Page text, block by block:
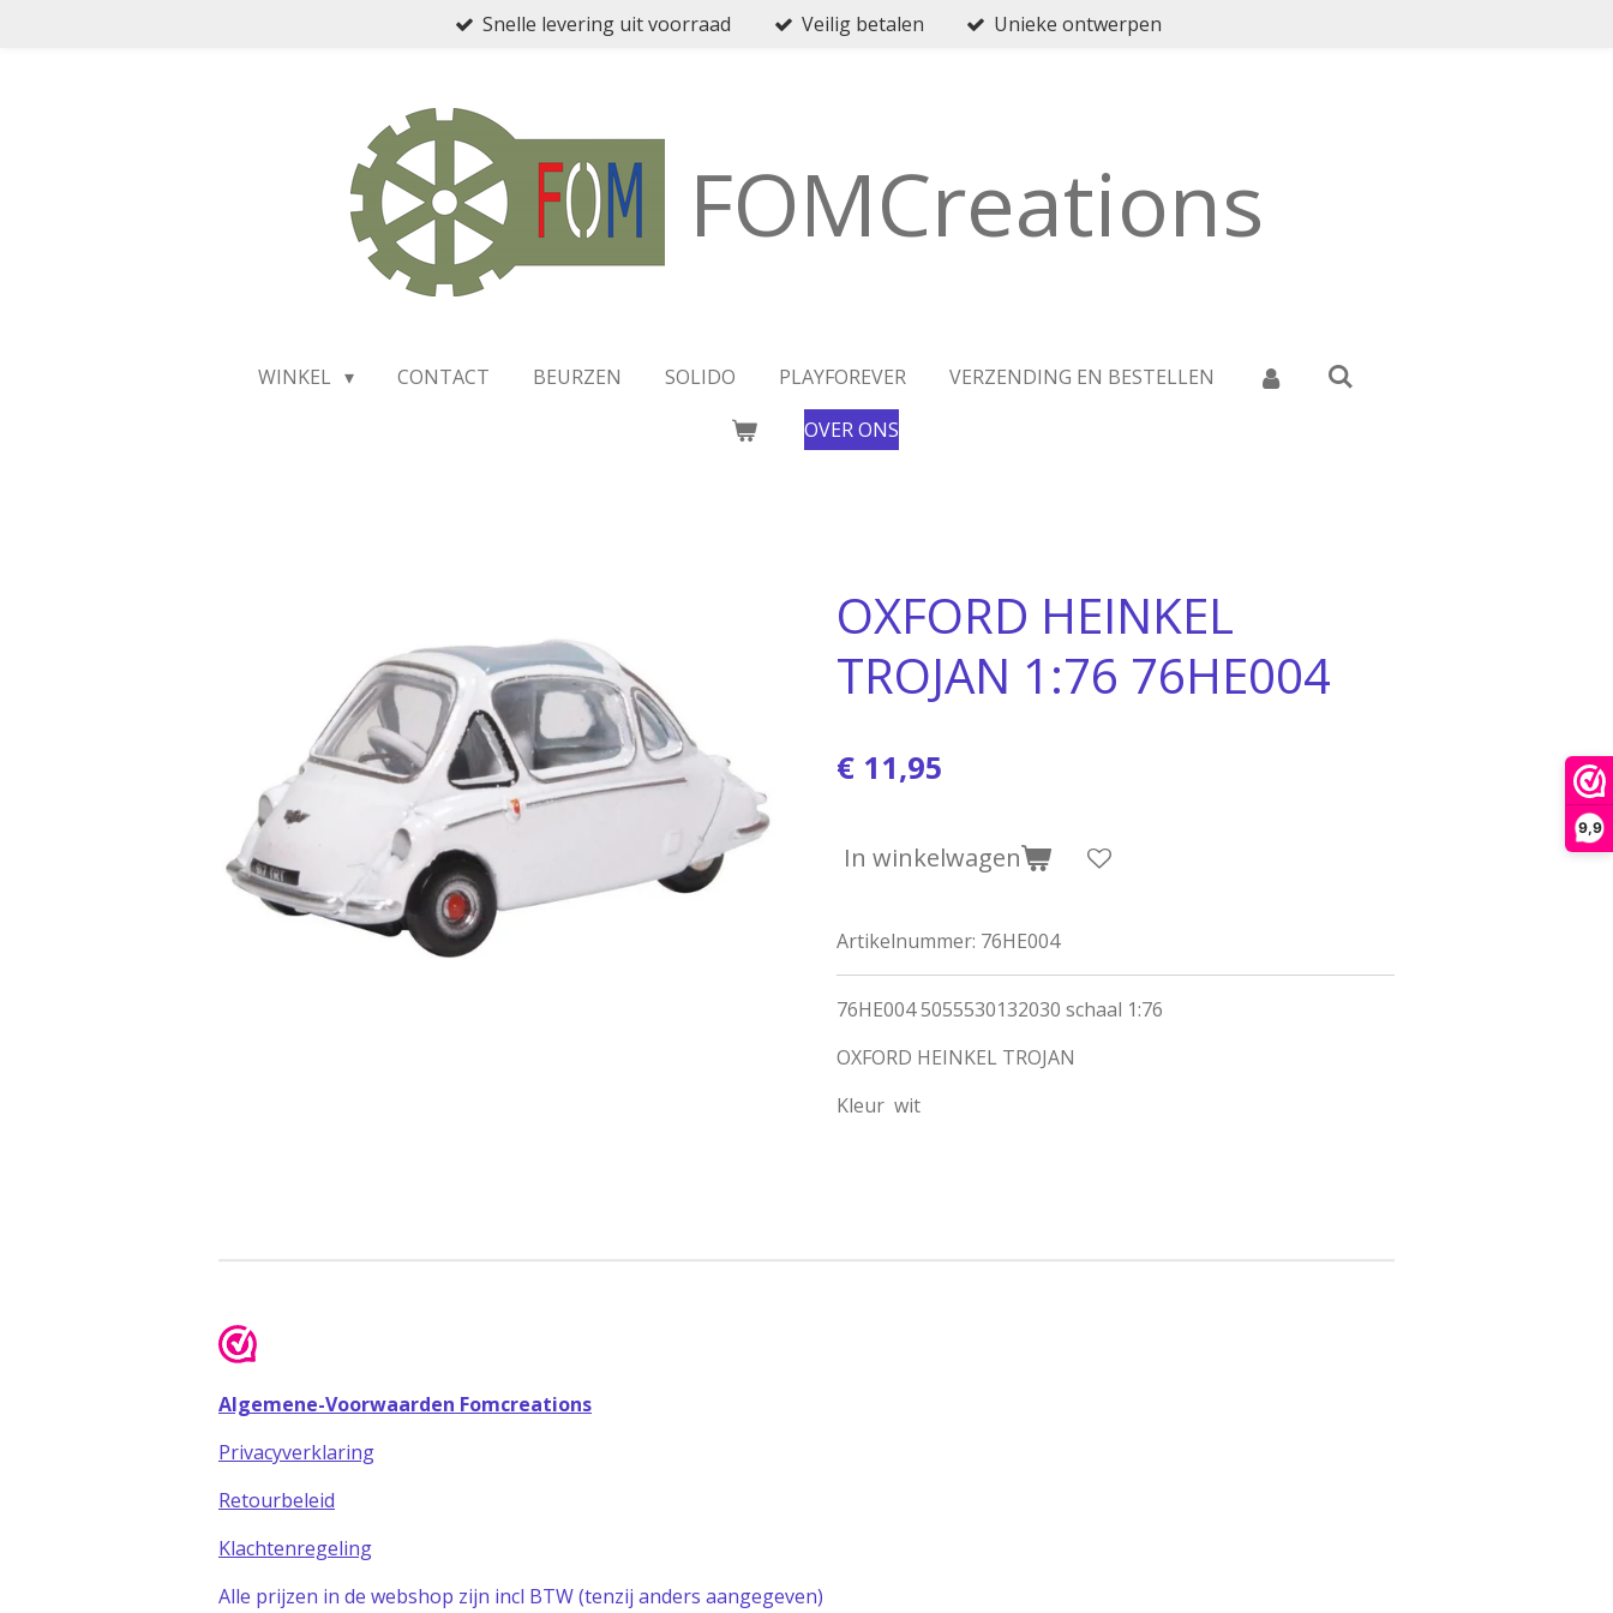
9,9
Snelle levering uit voorraad Veilig betalen Unieke ontwerpen
FOMCreations
WINKEL CONTACT BEURZEN SOLIDO PLAYFOREVER
VERZENDING EN BESTELLEN
OVER ONS
OXFORD HEINKEL
TROJAN 1:76 76HE004
€ 11,95
In winkelwagen
Artikelnummer: 76HE004
76HE004 5055530132030 schaal 1:76
OXFORD HEINKEL TROJAN
Kleur wit
Algemene-Voorwaarden Fomcreations
Privacyverklaring
Retourbeleid
Klachtenregeling
Alle prijzen in de webshop zijn incl BTW (tenzij anders aangegeven)